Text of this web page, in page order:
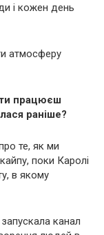
і кожен день
атмосферу
ти працюєш
раніше?
те, як ми
поки Каролі
в якому
канал